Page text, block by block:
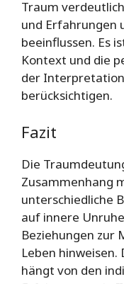
Traum
und Erfahrungen
beeinflussen. Es
Kontext und die
der
berücksichtigen.
Fazit
Die
Zusammenhang
unterschiedliche
auf innere
Beziehungen zur
Leben
hängt von den